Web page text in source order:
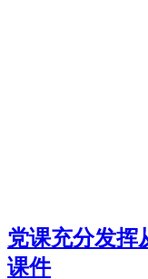
党课充分发挥
课件